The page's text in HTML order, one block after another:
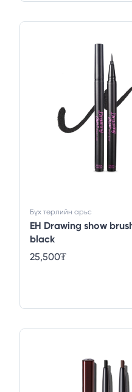
EH Drawing show
black
Бүх төрлийн арьс
25,500₮